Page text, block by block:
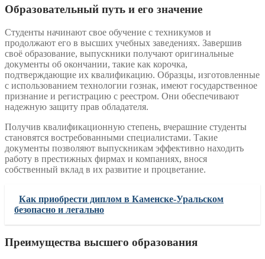
Образовательный путь и его значение
Студенты начинают свое обучение с техникумов и
продолжают его в высших учебных заведениях. Завершив
своё образование, выпускники получают оригинальные
документы об окончании, такие как корочка,
подтверждающие их квалификацию. Образцы, изготовленные
с использованием технологии гознак, имеют государственное
признание и регистрацию с реестром. Они обеспечивают
надежную защиту прав обладателя.
Получив квалификационную степень, вчерашние студенты
становятся востребованными специалистами. Такие
документы позволяют выпускникам эффективно находить
работу в престижных фирмах и компаниях, внося
собственный вклад в их развитие и процветание.
Как приобрести диплом в Каменске-Уральском
безопасно и легально
Преимущества высшего образования